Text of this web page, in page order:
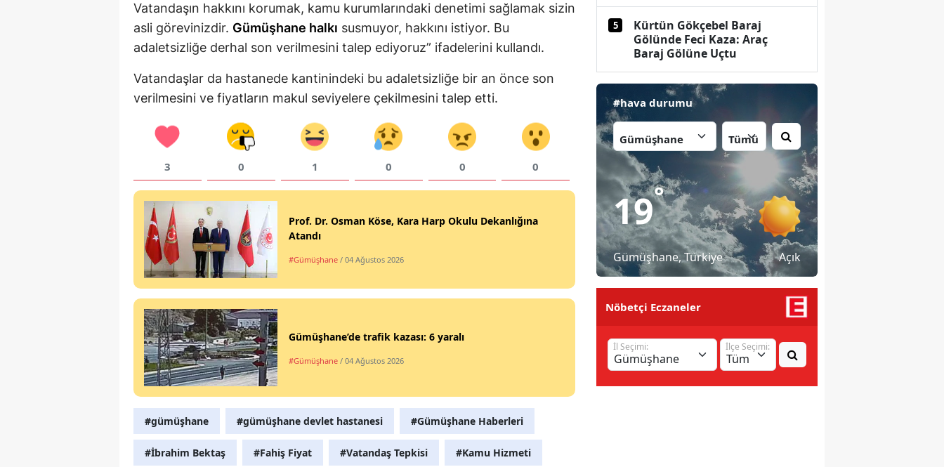
Malatya
Manisa
Kahramanmaraş
Muğla
Nevşehir
Niğde
Sivas
Tekirdağ
Vatandaşın hakkını korumak, kamu kurumlarındaki denetimi sağlamak sizin
asli görevinizdir. Gümüşhane halkı susmuyor, hakkını istiyor. Bu
adaletsizliğe derhal son verilmesini talep ediyoruz” ifadelerini kullandı.
Vatandaşlar da hastanede kantinindeki bu adaletsizliğe bir an önce son
verilmesini ve fiyatların makul seviyelere çekilmesini talep etti.
3 0 1 0 0 0
Prof. Dr. Osman Köse, Kara Harp Okulu Dekanlığına
Atandı
#Gümüşhane / 04 Ağustos 2026
Gümüşhane’de trafik kazası: 6 yaralı
#Gümüşhane / 04 Ağustos 2026
#gümüşhane #gümüşhane devlet hastanesi #Gümüşhane Haberleri
#İbrahim Bektaş #Fahiş Fiyat #Vatandaş Tepkisi #Kamu Hizmeti
5
Kürtün Gökçebel Baraj
Gölünde Feci Kaza: Araç
Baraj Gölüne Uçtu
#hava durumu
19°
Gümüşhane, Türkiye Açık
Nöbetçi Eczaneler
İl Seçimi: İlçe Seçimi: